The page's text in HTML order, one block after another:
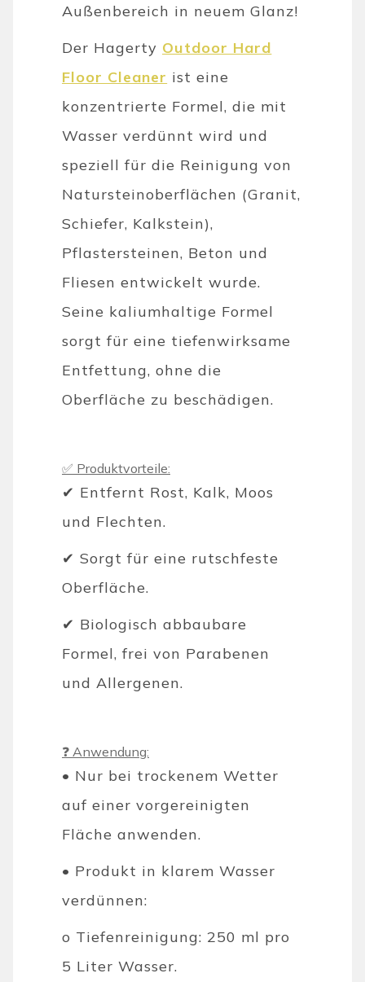
Außenbereich in neuem Glanz!
Der Hagerty Outdoor Hard
Floor Cleaner ist eine
konzentrierte Formel, die mit
Wasser verdünnt wird und
speziell für die Reinigung von
Natursteinoberflächen (Granit,
Schiefer, Kalkstein),
Pflastersteinen, Beton und
Fliesen entwickelt wurde.
Seine kaliumhaltige Formel
sorgt für eine tiefenwirksame
Entfettung, ohne die
Oberfläche zu beschädigen.
✅ Produktvorteile:
✔ Entfernt Rost, Kalk, Moos
und Flechten.
✔ Sorgt für eine rutschfeste
Oberfläche.
✔ Biologisch abbaubare
Formel, frei von Parabenen
und Allergenen.
❓ Anwendung:
• Nur bei trockenem Wetter
auf einer vorgereinigten
Fläche anwenden.
• Produkt in klarem Wasser
verdünnen:
o Tiefenreinigung: 250 ml pro
5 Liter Wasser.